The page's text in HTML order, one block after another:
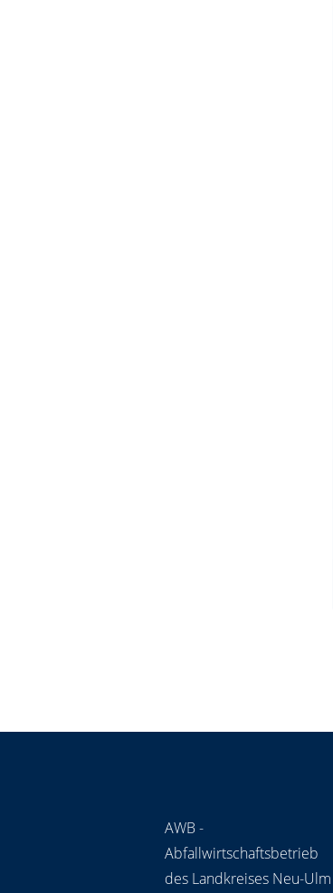
AWB -
Abfallwirtschaftsbetrieb
des Landkreises Neu-Ulm